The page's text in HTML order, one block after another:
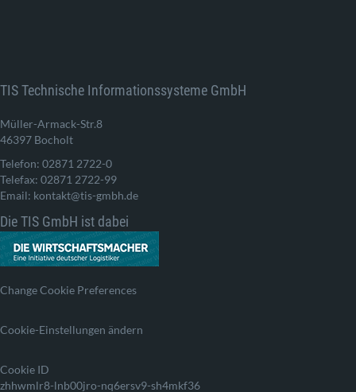
TIS Technische Informationssysteme GmbH
Müller-Armack-Str.8
46397 Bocholt
Telefon: 02871 2722-0
Telefax: 02871 2722-99
Email: kontakt@tis-gmbh.de
Die TIS GmbH ist dabei
Change Cookie Preferences
Cookie-Einstellungen ändern
Cookie ID
zhhwmlr8-lnb00jro-nq6ersv9-sh4mkf36